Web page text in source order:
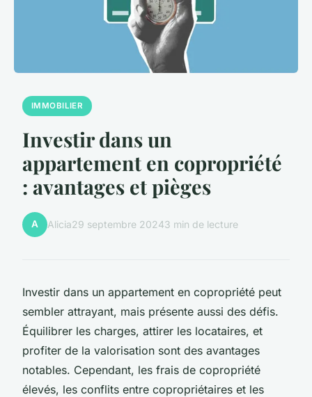
IMMOBILIER
Investir dans un
appartement en copropriété
: avantages et pièges
A Alicia29 septembre 20243 min de lecture
Investir dans un appartement en copropriété peut
sembler attrayant, mais présente aussi des défis.
Équilibrer les charges, attirer les locataires, et
profiter de la valorisation sont des avantages
notables. Cependant, les frais de copropriété
élevés, les conflits entre copropriétaires et les